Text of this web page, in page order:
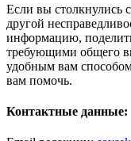
Если вы столкнулись
другой
информацию,
требующими общего
удобным вам
вам помочь.
Контактные данные: